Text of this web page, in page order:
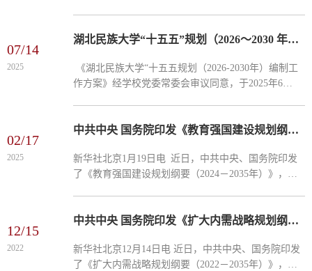
学“十四五...
07/14
2025
湖北民族大学“十五五”规划（2026～2030 年）编制工作方案
《湖北民族大学“十五五规划（2026-2030年）编制工
作方案》经学校党委常委会审议同意，于2025年6月
〔2025〕16号...
02/17
2025
中共中央 国务院印发《教育强国建设规划纲要（2024—2035年）》
新华社北京1月19日电 近日，中共中央、国务院印发
了《教育强国建设规划纲要（2024－2035年）》，并
要内容如下。为...
12/15
2022
中共中央 国务院印发《扩大内需战略规划纲要（2022－2035年）》
新华社北京12月14日电 近日，中共中央、国务院印发
了《扩大内需战略规划纲要（2022－2035年）》，并